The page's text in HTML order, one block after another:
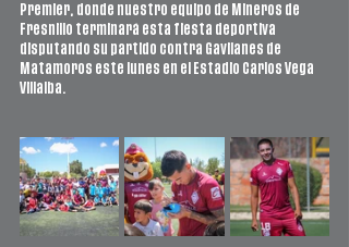
Premier, donde nuestro equipo de Mineros de
Fresnillo terminará esta fiesta deportiva
disputando su partido contra Gavilanes de
Matamoros este lunes en el Estadio Carlos Vega
Villalba.